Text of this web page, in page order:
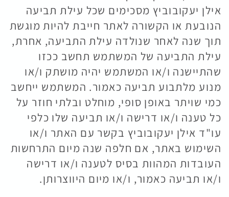
אילן יעקובוביץ מסכימים שכל עילת תביעה
הנובעת או הקשורה לאתר חייבת להיות מוגשת
תוך שנה לאחר שנולדה עילת התביעה, אחרת,
עילת התביעה של המשתמש תחשב ככזו
שהתיישנה ו/או המשתמש יהיה מושתק ו/או
מנוע מלתבוע תביעה כאמור. המשתמש ייחשב
כמי שויתר באופן סופי, מוחלט ובלתי חוזר על
כל טענה ו/או דרישה ו/או תביעה שלו כלפי
עו"ד אילן יעקובוביץ בקשר עם האתר ו/או
השימוש באתר, אם חלפה שנה מיום התרחשות
העובדות המהוות בסיס לטענה ו/או דרישה
ו/או תביעה כאמור, ו/או מיום היווצרותן.